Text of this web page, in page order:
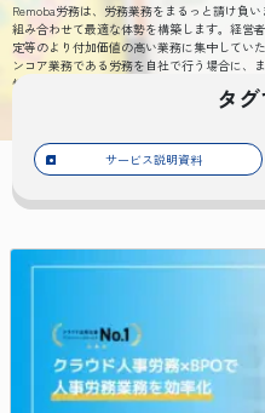
Remoba労務は、労務業務をまるっと請け負
組み合わせて最適な体勢を構築します。経営
定等のより付加価値の高い業務に集中してい
ンコア業務である労務を自社で行う場合に、
情報が詰まっています。
タ
サービス説明資料